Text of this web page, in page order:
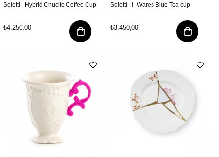
Seletti - Hybrid Chucito Coffee Cup
₺4.250,00
Seletti - i -Wares Blue Tea cup
₺3.450,00